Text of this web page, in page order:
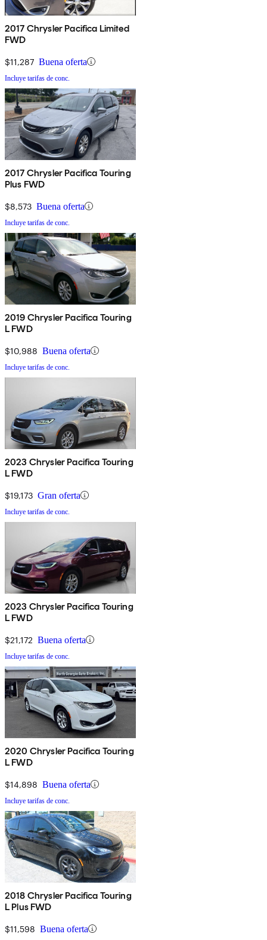
2017 Chrysler Pacifica Limited
FWD
$11,287 Buena oferta
Incluye tarifas de conc.
2017 Chrysler Pacifica Touring
Plus FWD
$8,573 Buena oferta
Incluye tarifas de conc.
2019 Chrysler Pacifica Touring
L FWD
$10,988 Buena oferta
Incluye tarifas de conc.
2023 Chrysler Pacifica Touring
L FWD
$19,173 Gran oferta
Incluye tarifas de conc.
2023 Chrysler Pacifica Touring
L FWD
$21,172 Buena oferta
Incluye tarifas de conc.
2020 Chrysler Pacifica Touring
L FWD
$14,898 Buena oferta
Incluye tarifas de conc.
2018 Chrysler Pacifica Touring
L Plus FWD
$11,598 Buena oferta